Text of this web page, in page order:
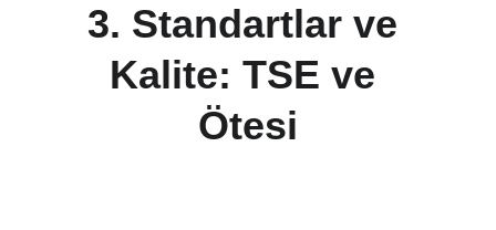
3. Standartlar ve
Kalite: TSE ve
Ötesi